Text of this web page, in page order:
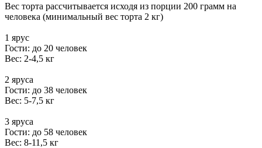
Вес торта рассчитывается исходя из порции 200 грамм на
человека (минимальный вес торта 2 кг)
1 ярус
Гости: до 20 человек
Вес: 2-4,5 кг
2 яруса
Гости: до 38 человек
Вес: 5-7,5 кг
3 яруса
Гости: до 58 человек
Вес: 8-11,5 кг